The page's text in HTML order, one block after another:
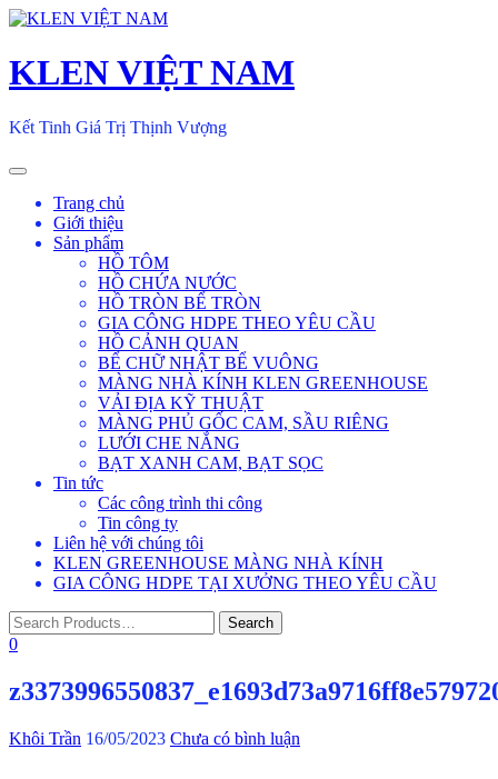
Skip
content
KLEN VIỆT NAM
Kết Tinh Giá Trị Thịnh Vượng
Toggle
navigationTrang chủ
Giới thiệu
Sản phẩm
HỒ TÔM
HỒ CHỨA NƯỚC
HỒ TRÒN BỂ TRÒN
GIA CÔNG HDPE THEO YÊU CẦU
HỒ CẢNH QUAN
BỂ CHỮ NHẬT BỂ VUÔNG
MÀNG NHÀ KÍNH KLEN GREENHOUSE
VẢI ĐỊA KỸ THUẬT
MÀNG PHỦ GỐC CAM, SẦU RIÊNG
LƯỚI CHE NẮNG
BẠT XANH CAM, BẠT SỌC
Tin tức
Các công trình thi công
Tin công ty
Liên hệ với chúng tôi
KLEN GREENHOUSE MÀNG NHÀ KÍNH
GIA CÔNG HDPE TẠI XƯỞNG THEO YÊU CẦU
0
Khôi Trần 16/05/2023 Chưa có bình luận